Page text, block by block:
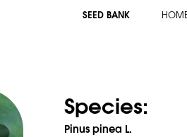
SEED BANK
Species:
Pinus pinea L.